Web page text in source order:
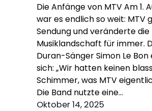
Die Anfänge von MTV Am 1.
war es endlich so weit: MTV
Sendung und veränderte die
Musiklandschaft für immer.
Duran-Sänger Simon Le
sich: „Wir hatten keinen
Schimmer, was MTV
Die Band nutzte eine…
Oktober 14, 2025